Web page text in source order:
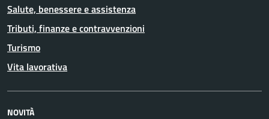
Salute, benessere e assistenza
Tributi, finanze e contravvenzioni
Turismo
Vita lavorativa
NOVITÀ